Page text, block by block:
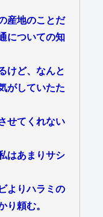
産地のことだ
についての知
けど、なんと
がしていたた
せてくれない
はあまりサシ
よりハラミの
り頼む。